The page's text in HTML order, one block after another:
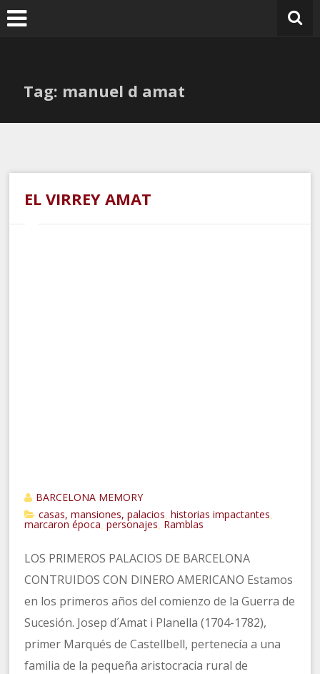
Ir
al
Tag: manuel d amat
EL VIRREY AMAT
BARCELONA MEMORY
casas, mansiones, palacios historias impactantes
marcaron época ,personajes Ramblas
LOS PRIMEROS PALACIOS DE BARCELONA
CONTRUIDOS CON DINERO AMERICANO Estamos
en los primeros años del comienzo de la Guerra de
Sucesión. Josep d´Amat i Planella (1704-1782),
primer Marqués de Castellbell, pertenecía a una
familia de la pequeña aristocracia rural de